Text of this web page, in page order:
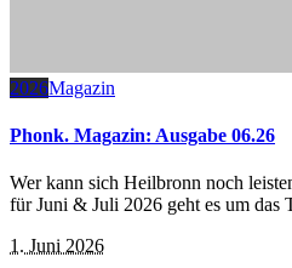
2026Magazin
Phonk. Magazin: Ausgabe 06.26
Wer kann sich Heilbronn noch
für Juni & Juli 2026 geht es um das
1. Juni 2026